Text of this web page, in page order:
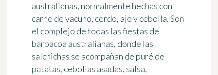
australianas, normalmente hechas con
carne de vacuno, cerdo, ajo y cebolla. Son
el complejo de todas las fiestas de
barbacoa australianas, donde las
salchichas se acompañan de puré de
patatas, cebollas asadas, salsa,